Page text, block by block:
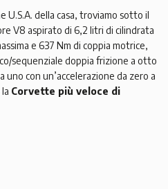
U.S.A. della casa, troviamo sotto il
V8 aspirato di 6,2 litri di cilindrata
e 637 Nm di coppia motrice,
sequenziale doppia frizione a otto
con un’accelerazione da zero a
Corvette più veloce di